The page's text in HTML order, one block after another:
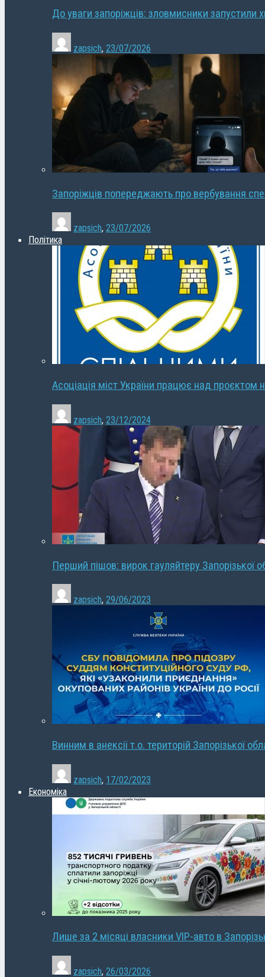
До уваги запоріжців: зловмисники запустили
zapsich, 23/07/2026
Запоріжців попереджають про вербування
zapsich, 23/07/2026
Політика
Асоціація міст України працює над проєктом
zapsich, 23/12/2024
Перший пішов: вирок гауляйтеру Запорізької
zapsich, 29/06/2023
Винним в анексії т.о. територій Запорізької
zapsich, 17/02/2023
Економіка
Лише за 2 місяці власники VIP-авто в
zapsich, 26/03/2026